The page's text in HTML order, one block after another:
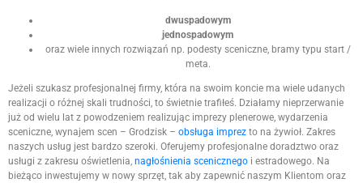
dwuspadowym
jednospadowym
oraz wiele innych rozwiązań np. podesty sceniczne, bramy typu start /
meta.
Jeżeli szukasz profesjonalnej firmy, która na swoim koncie ma wiele udanych
realizacji o różnej skali trudności, to świetnie trafiłeś. Działamy nieprzerwanie
już od wielu lat z powodzeniem realizując imprezy plenerowe, wydarzenia
sceniczne, wynajem scen – Grodzisk – obsługa imprez to na żywioł. Zakres
naszych usług jest bardzo szeroki. Oferujemy profesjonalne doradztwo oraz
usługi z zakresu oświetlenia, nagłośnienia scenicznego i estradowego. Na
bieżąco inwestujemy w nowy sprzęt, tak aby zapewnić naszym Klientom oraz